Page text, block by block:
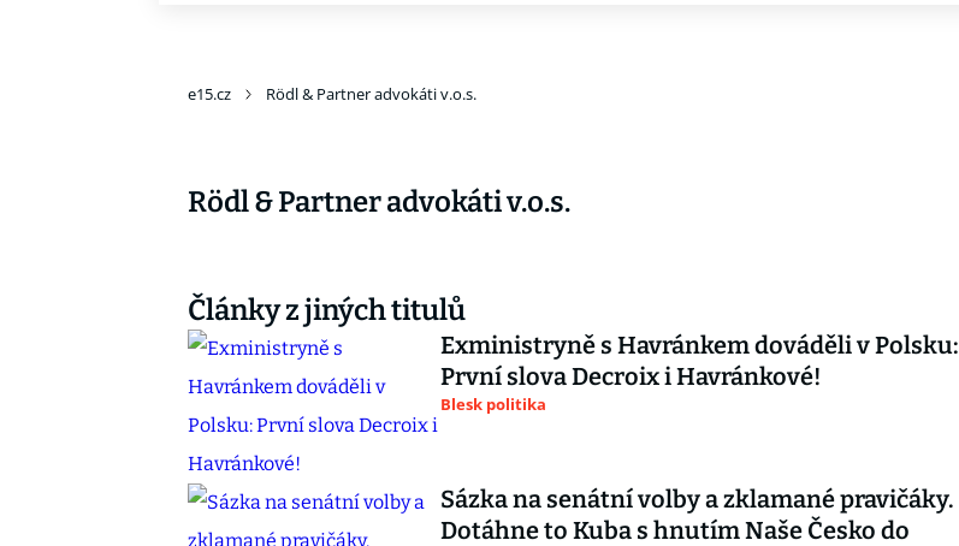
e15.cz Rödl & Partner advokáti v.o.s.
Rödl & Partner advokáti v.o.s.
Články z jiných titulů
Exministryně s Havránkem dováděli v Polsku:
První slova Decroix i Havránkové!
Blesk politika
Sázka na senátní volby a zklamané pravičáky.
Dotáhne to Kuba s hnutím Naše Česko do